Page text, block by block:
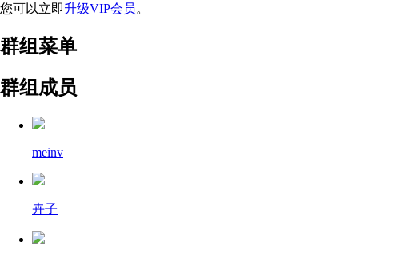
您可以立即升级VIP会员。
群组菜单
群组成员
meinv
卉子